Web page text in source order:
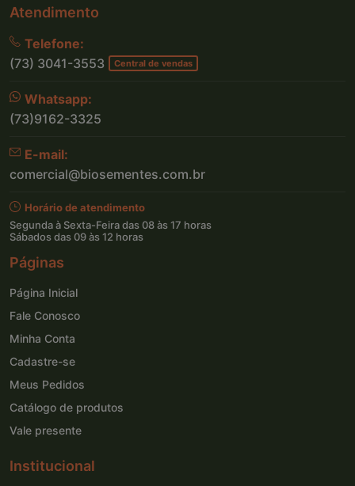
Atendimento
Telefone:
(73) 3041-3553
Central de vendas
Whatsapp:
(73)9162-3325
E-mail:
comercial@biosementes.com.br
Horário de atendimento
Segunda à Sexta-Feira das 08 às 17 horas
Sábados das 09 às 12 horas
Páginas
Página Inicial
Fale Conosco
Minha Conta
Cadastre-se
Meus Pedidos
Catálogo de produtos
Vale presente
Institucional